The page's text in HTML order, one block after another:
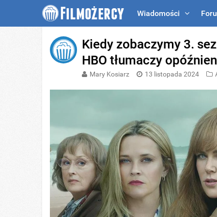
Wiadomości
Kiedy zobaczymy 3.
HBO tłumaczy
Mary Kosiarz 13 listopada 2024